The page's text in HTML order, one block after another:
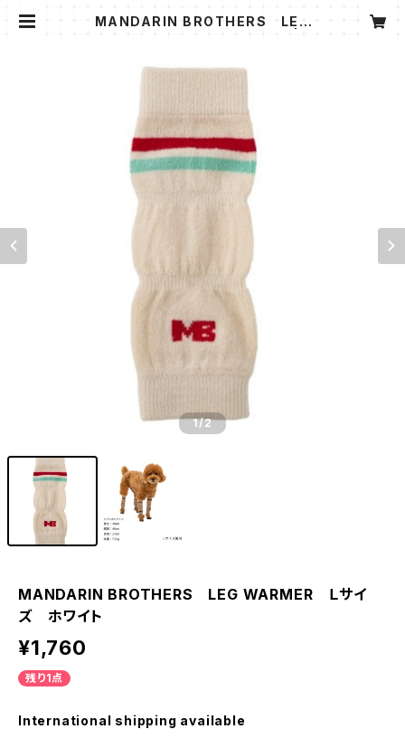
MANDARIN BROTHERS LEG
1/2
MANDARIN BROTHERS LEG WARMER Ｌサイ
ズ ホワイト
¥1,760
残り1点
International shipping available